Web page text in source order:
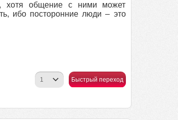
хотя общение с ними может
ибо посторонние люди – это
Быстрый переход